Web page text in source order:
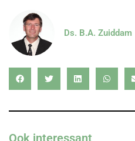
Ds. B.A. Zuiddam